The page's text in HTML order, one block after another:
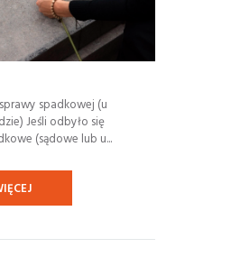
spadkowej (u
Jeśli odbyło się
(sądowe lub u...